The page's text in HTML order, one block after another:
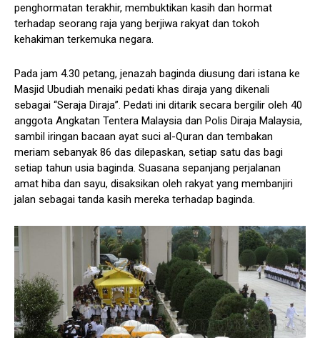
penghormatan terakhir, membuktikan kasih dan hormat
terhadap seorang raja yang berjiwa rakyat dan tokoh
kehakiman terkemuka negara.
Pada jam 4.30 petang, jenazah baginda diusung dari istana ke
Masjid Ubudiah menaiki pedati khas diraja yang dikenali
sebagai “Seraja Diraja”. Pedati ini ditarik secara bergilir oleh 40
anggota Angkatan Tentera Malaysia dan Polis Diraja Malaysia,
sambil iringan bacaan ayat suci al-Quran dan tembakan
meriam sebanyak 86 das dilepaskan, setiap satu das bagi
setiap tahun usia baginda. Suasana sepanjang perjalanan
amat hiba dan sayu, disaksikan oleh rakyat yang membanjiri
jalan sebagai tanda kasih mereka terhadap baginda.